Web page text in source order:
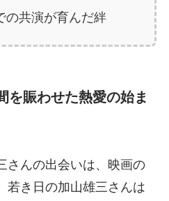
の共演が育んだ絆
を賑わせた熱愛の始ま
さんの出会いは、映画の
若き日の加山雄三さんは